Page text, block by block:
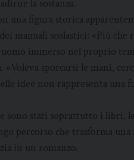
la sostanza.
una figura storica
manuali scolastici: «Più che
immerso nel proprio
«Voleva sporcarsi le mani,
idee non rappresenta una
sono stati soprattutto i libri,
percorso che trasforma una
in un romanzo.